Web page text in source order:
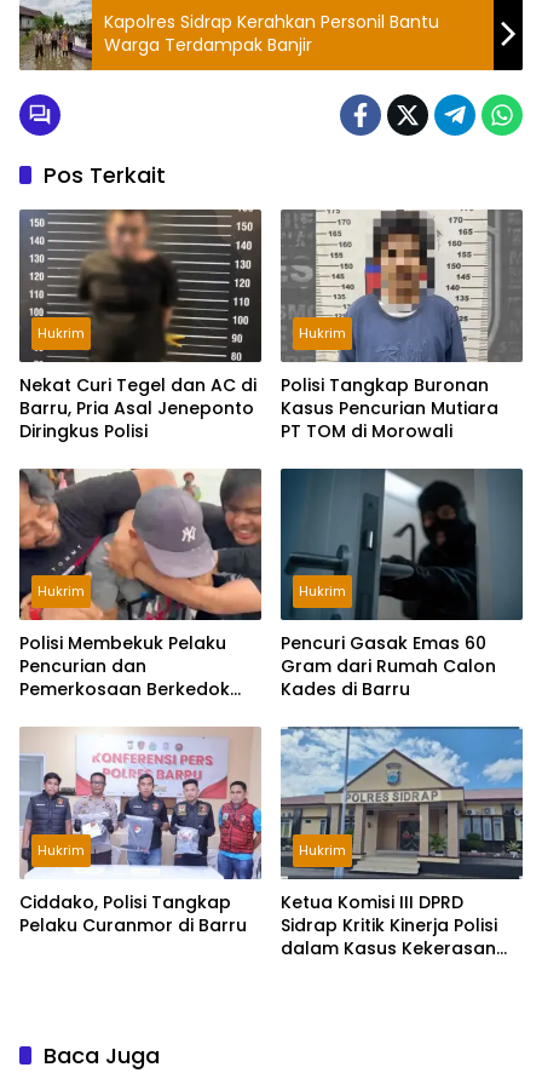
Kapolres Sidrap Kerahkan Personil Bantu
Warga Terdampak Banjir
Pos Terkait
Hukrim
Nekat Curi Tegel dan AC di
Barru, Pria Asal Jeneponto
Diringkus Polisi
Hukrim
Polisi Tangkap Buronan
Kasus Pencurian Mutiara
PT TOM di Morowali
Hukrim
Polisi Membekuk Pelaku
Pencurian dan
Pemerkosaan Berkedok
Hukrim
Pencuri Gasak Emas 60
Gram dari Rumah Calon
Kades di Barru
Hukrim
Ciddako, Polisi Tangkap
Pelaku Curanmor di Barru
Hukrim
Ketua Komisi III DPRD
Sidrap Kritik Kinerja Polisi
dalam Kasus Kekerasan
Baca Juga